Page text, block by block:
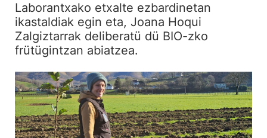
Laborantxako etxalte ezbardinetan
ikastaldiak egin eta, Joana Hoqui
Zalgiztarrak deliberatü dü BIO-zko
frütügintzan abiatzea.